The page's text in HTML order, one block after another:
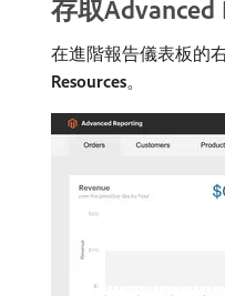
存取
在進階報告儀表板的
Resources。